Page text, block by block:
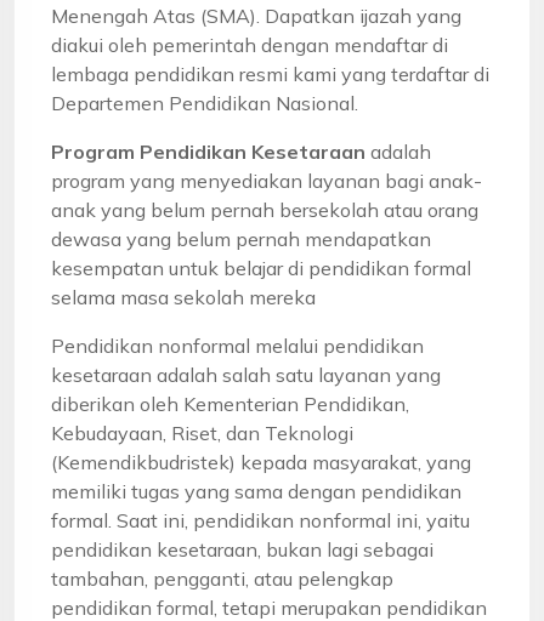
Menengah Atas (SMA). Dapatkan ijazah yang
diakui oleh pemerintah dengan mendaftar di
lembaga pendidikan resmi kami yang terdaftar di
Departemen Pendidikan Nasional.
Program Pendidikan Kesetaraan adalah
program yang menyediakan layanan bagi anak-
anak yang belum pernah bersekolah atau orang
dewasa yang belum pernah mendapatkan
kesempatan untuk belajar di pendidikan formal
selama masa sekolah mereka
Pendidikan nonformal melalui pendidikan
kesetaraan adalah salah satu layanan yang
diberikan oleh Kementerian Pendidikan,
Kebudayaan, Riset, dan Teknologi
(Kemendikbudristek) kepada masyarakat, yang
memiliki tugas yang sama dengan pendidikan
formal. Saat ini, pendidikan nonformal ini, yaitu
pendidikan kesetaraan, bukan lagi sebagai
tambahan, pengganti, atau pelengkap
pendidikan formal, tetapi merupakan pendidikan